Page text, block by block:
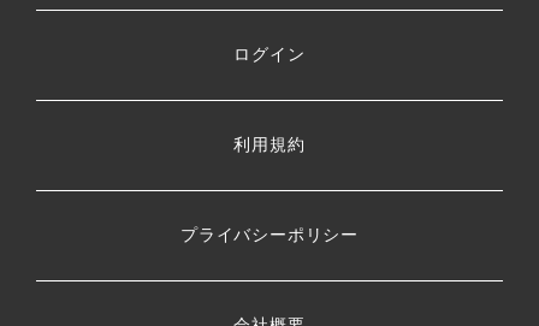
ログイン
利用規約
プライバシーポリシー